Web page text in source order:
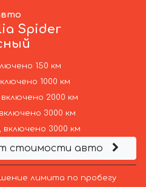
Spider
150 км
1000 км
включено 2000 км
3000 км
включено 3000 км
стоимости авто
лимита по пробегу